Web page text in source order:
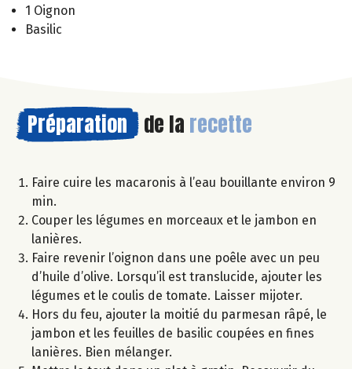
1 Oignon
Basilic
Préparation de la recette
Faire cuire les macaronis à l’eau bouillante environ 9
min.
Couper les légumes en morceaux et le jambon en
lanières.
Faire revenir l’oignon dans une poêle avec un peu
d’huile d’olive. Lorsqu’il est translucide, ajouter les
légumes et le coulis de tomate. Laisser mijoter.
Hors du feu, ajouter la moitié du parmesan râpé, le
jambon et les feuilles de basilic coupées en fines
lanières. Bien mélanger.